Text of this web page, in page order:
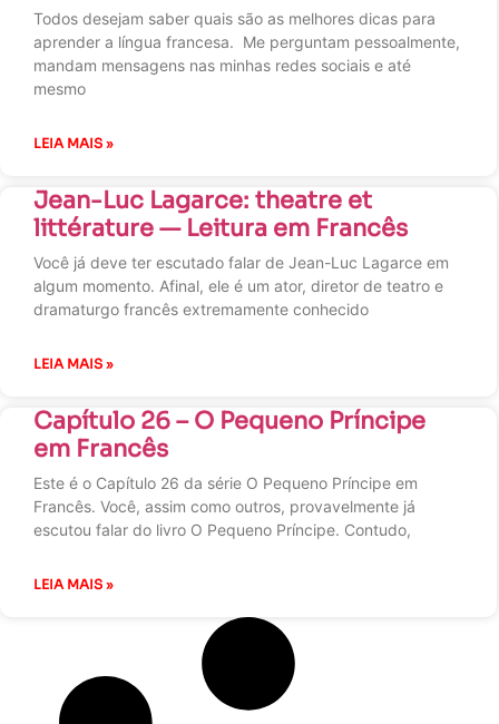
Todos desejam saber quais são as melhores dicas para
aprender a língua francesa. Me perguntam pessoalmente,
mandam mensagens nas minhas redes sociais e até
mesmo
LEIA MAIS »
Jean-Luc Lagarce: theatre et
littérature — Leitura em Francês
Você já deve ter escutado falar de Jean-Luc Lagarce em
algum momento. Afinal, ele é um ator, diretor de teatro e
dramaturgo francês extremamente conhecido
LEIA MAIS »
Capítulo 26 – O Pequeno Príncipe
em Francês
Este é o Capítulo 26 da série O Pequeno Príncipe em
Francês. Você, assim como outros, provavelmente já
escutou falar do livro O Pequeno Príncipe. Contudo,
LEIA MAIS »